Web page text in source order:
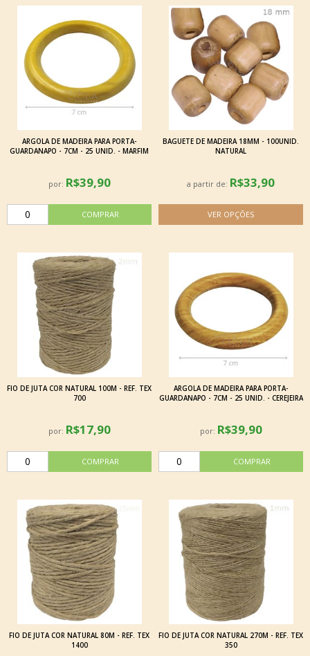
ARGOLA DE MADEIRA PARA PORTA-
GUARDANAPO - 7CM - 25 UNID. - MARFIM
por: R$39,90
BAGUETE DE MADEIRA 18MM - 100UNID.
NATURAL
a partir de: R$33,90
FIO DE JUTA COR NATURAL 100M - REF. TEX
700
por: R$17,90
ARGOLA DE MADEIRA PARA PORTA-
GUARDANAPO - 7CM - 25 UNID. - CEREJEIRA
por: R$39,90
FIO DE JUTA COR NATURAL 80M - REF. TEX
1400
FIO DE JUTA COR NATURAL 270M - REF. TEX
350